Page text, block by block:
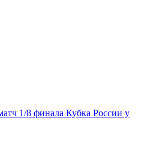
1/8 финала Кубка России у